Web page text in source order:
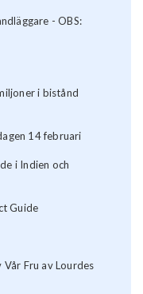
- OBS:
i bistånd
14 februari
i Indien och
Guide
Fru av Lourdes